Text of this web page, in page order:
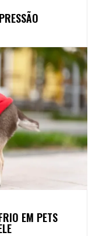
EM PETS